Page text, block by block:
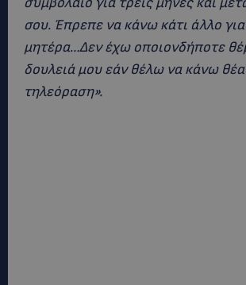
σου. Έπρεπε να κάνω κάτι άλλο
μητέρα…Δεν έχω οποιονδήποτε
δουλειά μου εάν θέλω να κάνω
τηλεόραση».